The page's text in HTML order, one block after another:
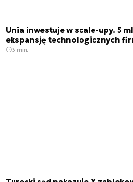
Unia inwestuje w scale-upy. 5
ekspansję technologicznych
3 min.